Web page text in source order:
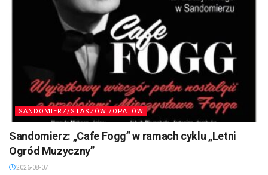
SANDOMIERZ/STASZÓW /OPATÓW
Sandomierz: „Cafe Fogg” w ramach cyklu „Letni
Ogród Muzyczny”
2026-08-07